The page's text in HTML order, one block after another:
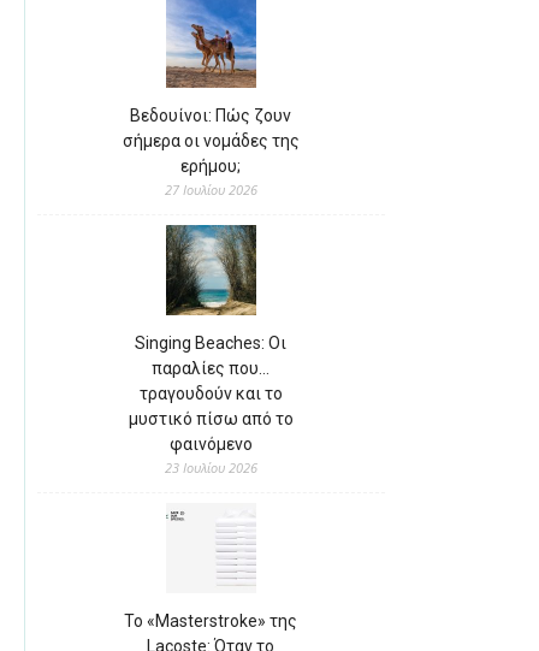
Βεδουίνοι: Πώς ζουν
σήμερα οι νομάδες της
ερήμου;
27 Ιουλίου 2026
Singing Beaches: Οι
παραλίες που…
τραγουδούν και το
μυστικό πίσω από το
φαινόμενο
23 Ιουλίου 2026
Το «Masterstroke» της
Lacoste: Όταν το